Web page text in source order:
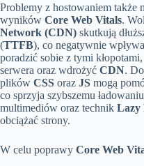
Problemy z hostowaniem także
wyników Core Web Vitals.
Network (CDN) skutkują
(TTFB), co negatywnie
poradzić sobie z tymi
serwera oraz wdrożyć CDN.
plików CSS oraz JS mogą
co sprzyja szybszemu
multimediów oraz technik Lazy
obciążać strony.
W celu poprawy Core Web